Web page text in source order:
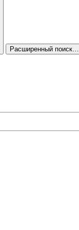
Расширенный поиск…